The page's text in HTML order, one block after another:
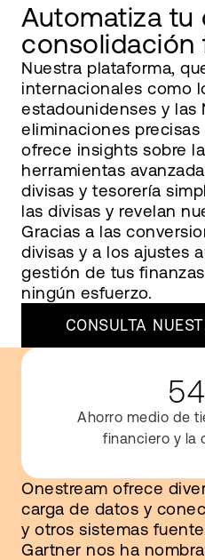
Automatiza tu
consolidación
Nuestra plataforma,
internacionales como
estadounidenses y las
eliminaciones
ofrece insights sobre
herramientas
divisas y tesorería
las divisas y revelan
Gracias a las
divisas y a los ajustes
gestión de tus
ningún esfuerzo.
CONSULTA
Ahorro medio de
financiero y la
Onestream ofrece
carga de datos y
y otros sistemas
Gartner nos ha